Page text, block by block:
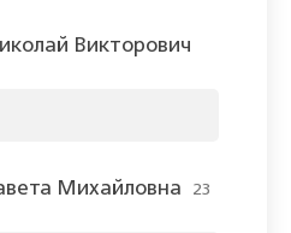
Викторович
Михайловна
23